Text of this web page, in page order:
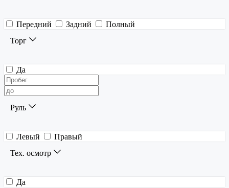
Передний Задний
Полный
Торг
Да
Руль
Левый
Правый
Тех. осмотр
Да